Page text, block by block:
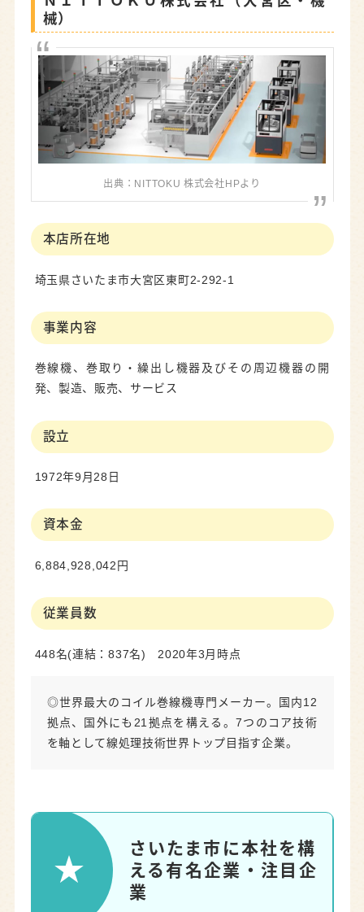
械）
出典：NITTOKU 株式会社HPより
本店所在地
埼玉県さいたま市大宮区東町2-292-1
事業内容
巻線機、巻取り・繰出し機器及びその周辺機器の開
発、製造、販売、サービス
設立
1972年9月28日
資本金
6,884,928,042円
従業員数
448名(連結：837名) 2020年3月時点
◎世界最大のコイル巻線機専門メーカー。国内12
拠点、国外にも21拠点を構える。7つのコア技術
を軸として線処理技術世界トップ目指す企業。
さいたま市に本社を構
える有名企業・注目企
業